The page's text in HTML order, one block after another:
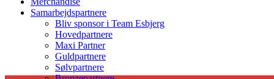
Samarbejdspartnere
Bliv sponsor i Team Esbjerg
Hovedpartnere
Maxi Partner
Guldpartnere
Sølvpartnere